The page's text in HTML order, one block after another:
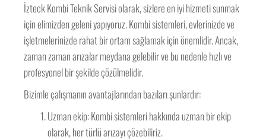
İzteck Kombi Teknik Servisi olarak, sizlere en iyi hizmeti sunmak
için elimizden geleni yapıyoruz. Kombi sistemleri, evlerinizde ve
işletmelerinizde rahat bir ortam sağlamak için önemlidir. Ancak,
zaman zaman arızalar meydana gelebilir ve bu nedenle hızlı ve
profesyonel bir şekilde çözülmelidir.
Bizimle çalışmanın avantajlarından bazıları şunlardır:
Uzman ekip: Kombi sistemleri hakkında uzman bir ekip
olarak, her türlü arızayı çözebiliriz.